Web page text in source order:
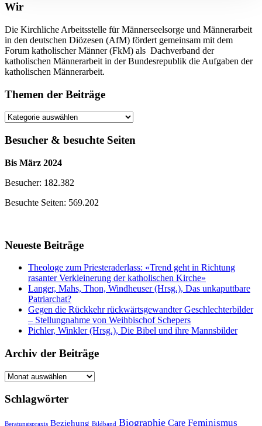
Wir
Die Kirchliche Arbeitsstelle für Männerseelsorge und Männerarbeit
in den deutschen Diözesen (AfM) fördert gemeinsam mit dem
Forum katholischer Männer (FkM) als Dachverband der
katholischen Männerarbeit in der Bundesrepublik die Aufgaben der
katholischen Männerarbeit.
Themen der Beiträge
Themen
Beiträge
Besucher & besuchte Seiten
Bis März 2024
Besucher: 182.382
Besuchte Seiten: 569.202
Neueste Beiträge
Theologe zum Priesteraderlass: «Trend geht in Richtung
rasanter Verkleinerung der katholischen Kirche»
Langer, Mahs, Thon, Windheuser (Hrsg.), Das unkaputtbare
Patriarchat?
Gegen die Rückkehr rückwärtsgewandter Geschlechterbilder
– Stellungnahme von Weihbischof Schepers
Pichler, Winkler (Hrsg.), Die Bibel und ihre Mannsbilder
Archiv der Beiträge
Archiv
Beiträge
Schlagwörter
Beratungspraxis Beziehung Bildband Biographie Care Feminismus